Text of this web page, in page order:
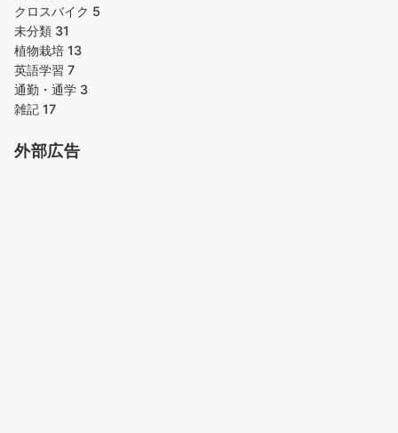
クロスバイク 5
未分類 31
植物栽培 13
英語学習 7
通勤・通学 3
雑記 17
外部広告